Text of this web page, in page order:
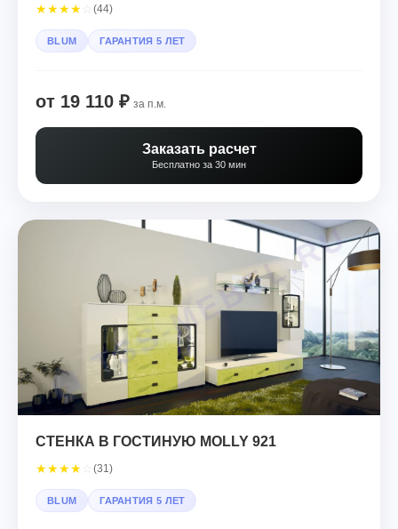
★★★★ (44)
BLUM ГАРАНТИЯ 5 ЛЕТ
от 19 110 ₽ за п.м.
Заказать расчет
Бесплатно за 30 мин
СТЕНКА В ГОСТИНУЮ MOLLY 921
★★★★ (31)
BLUM ГАРАНТИЯ 5 ЛЕТ